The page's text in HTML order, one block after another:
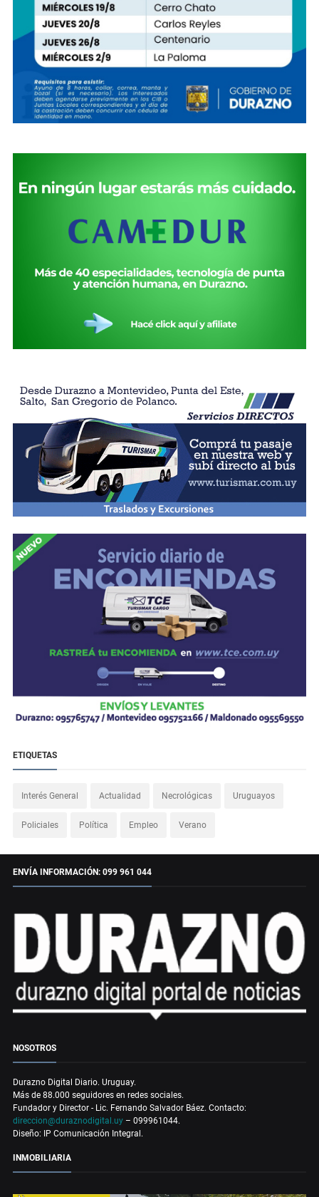
ETIQUETAS
Interés General Actualidad Necrológicas Uruguayos
Policiales Política Empleo Verano
ENVÍA INFORMACIÓN: 099 961 044
NOSOTROS
Durazno Digital Diario. Uruguay.
Más de 88.000 seguidores en redes sociales.
Fundador y Director - Lic. Fernando Salvador Báez. Contacto:
direccion@duraznodigital.uy – 099961044.
Diseño: IP Comunicación Integral.
INMOBILIARIA